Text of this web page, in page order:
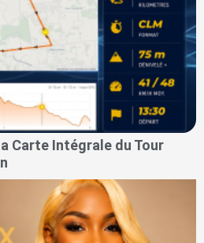
Carte Intégrale du Tour